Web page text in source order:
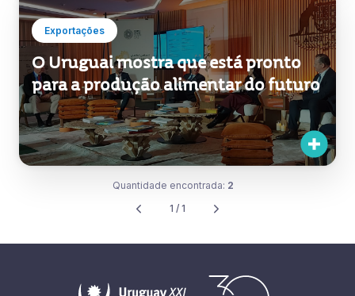
Exportações
O Uruguai mostra que está pronto
para a produção alimentar do futuro
Quantidade encontrada: 2
1 / 1